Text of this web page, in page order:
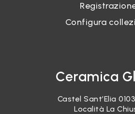
Configura
Ceramica
Castel Sant’Elia
Località La